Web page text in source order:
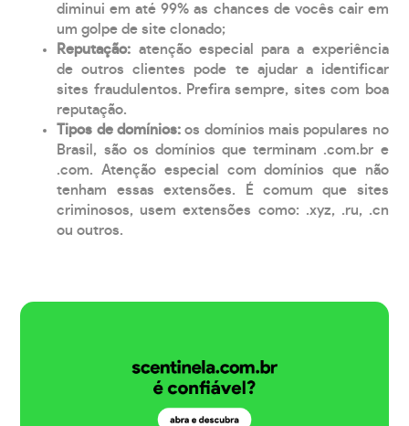
diminui em até 99% as chances de vocês cair em
um golpe de site clonado;
Reputação: atenção especial para a experiência
de outros clientes pode te ajudar a identificar
sites fraudulentos. Prefira sempre, sites com boa
reputação.
Tipos de domínios:os domínios mais populares no
Brasil, são os domínios que terminam .com.br e
.com. Atenção especial com domínios que não
tenham essas extensões. É comum que sites
criminosos, usem extensões como: .xyz, .ru, .cn
ou outros.